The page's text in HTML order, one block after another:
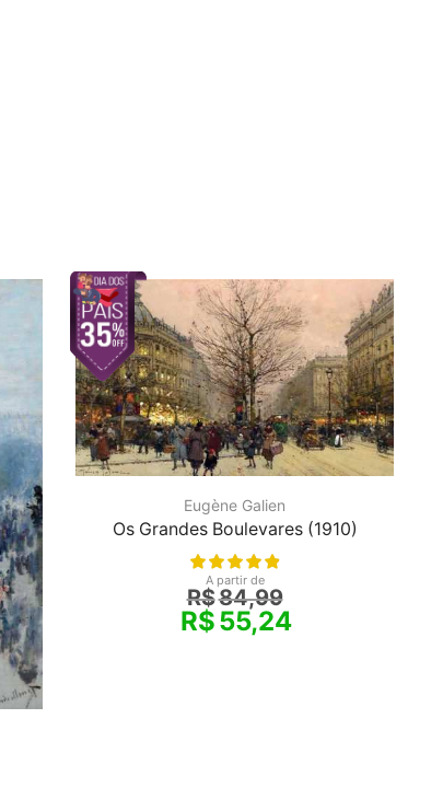
Eugène Galien
Os Grandes Boulevares (1910)
A partir de
R$84,99
R$55,24